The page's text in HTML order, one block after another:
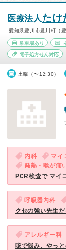
医療法人たけ
愛知県豊川市豊川町（
駐車場あり
電子処方せん対応
土曜（〜12:30）
内科
マイ
発熱・喉が痛
PCR検査で マイ
呼吸器内科
クセの強い先生
アレルギー科
咳で悩み、やっと